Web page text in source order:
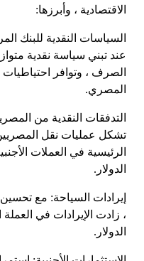
الاقتصادية ، وأبرزها:
السياسات النقدية للبنك
عند تبني سياسة نقدية
الصرف ، وتوافر احتياطيات
المصري.
التدفقات النقدية من
تشكل عمليات نقل
الرئيسية في العملات
الدولار.
إيرادات السياحة: مع
، زادت الإيرادات في
الدولار.